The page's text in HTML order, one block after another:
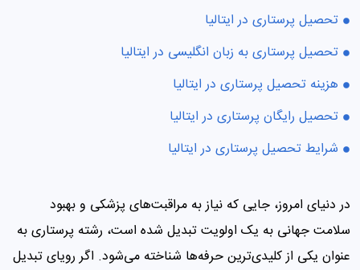
تحصیل پرستاری در ایتالیا
تحصیل پرستاری به زبان انگلیسی در ایتالیا
هزینه تحصیل پرستاری در ایتالیا
تحصیل رایگان پرستاری در ایتالیا
شرایط تحصیل پرستاری در ایتالیا
در دنیای امروز، جایی که نیاز به مراقبت‌های پزشکی و بهبود
سلامت جهانی به یک اولویت تبدیل شده است، رشته پرستاری به
عنوان یکی از کلیدی‌ترین حرفه‌ها شناخته می‌شود. اگر رویای تبدیل